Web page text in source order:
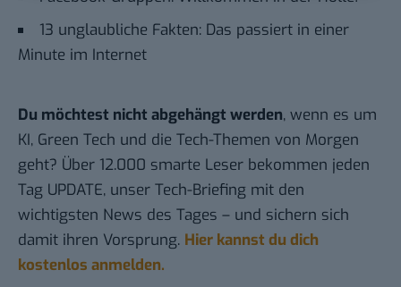
13 unglaubliche Fakten: Das passiert in einer
Minute im Internet
Du möchtest nicht abgehängt werden, wenn es um
KI, Green Tech und die Tech-Themen von Morgen
geht? Über 12.000 smarte Leser bekommen jeden
Tag UPDATE, unser Tech-Briefing mit den
wichtigsten News des Tages – und sichern sich
damit ihren Vorsprung. Hier kannst du dich
kostenlos anmelden.